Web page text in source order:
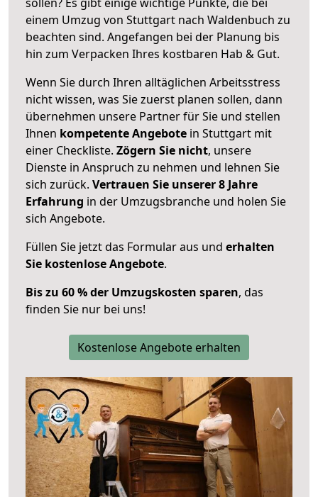
einem Umzug von Stuttgart nach Waldenbuch zu
beachten sind. Angefangen bei der Planung bis
hin zum Verpacken Ihres kostbaren Hab & Gut.
Wenn Sie durch Ihren alltäglichen Arbeitsstress
nicht wissen, was Sie zuerst planen sollen, dann
übernehmen unsere Partner für Sie und stellen
Ihnen kompetente Angebote in Stuttgart mit
einer Checkliste. Zögern Sie nicht, unsere
Dienste in Anspruch zu nehmen und lehnen Sie
sich zurück. Vertrauen Sie unserer 8 Jahre
Erfahrung in der Umzugsbranche und holen Sie
sich Angebote.
Füllen Sie jetzt das Formular aus und erhalten
Sie kostenlose Angebote.
Bis zu 60 % der Umzugskosten sparen, das
finden Sie nur bei uns!
Kostenlose Angebote erhalten